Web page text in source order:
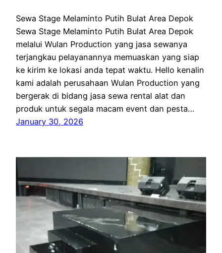
Sewa Stage Melaminto Putih Bulat Area Depok
Sewa Stage Melaminto Putih Bulat Area Depok
melalui Wulan Production yang jasa sewanya
terjangkau pelayanannya memuaskan yang siap
ke kirim ke lokasi anda tepat waktu. Hello kenalin
kami adalah perusahaan Wulan Production yang
bergerak di bidang jasa sewa rental alat dan
produk untuk segala macam event dan pesta…
January 30, 2026